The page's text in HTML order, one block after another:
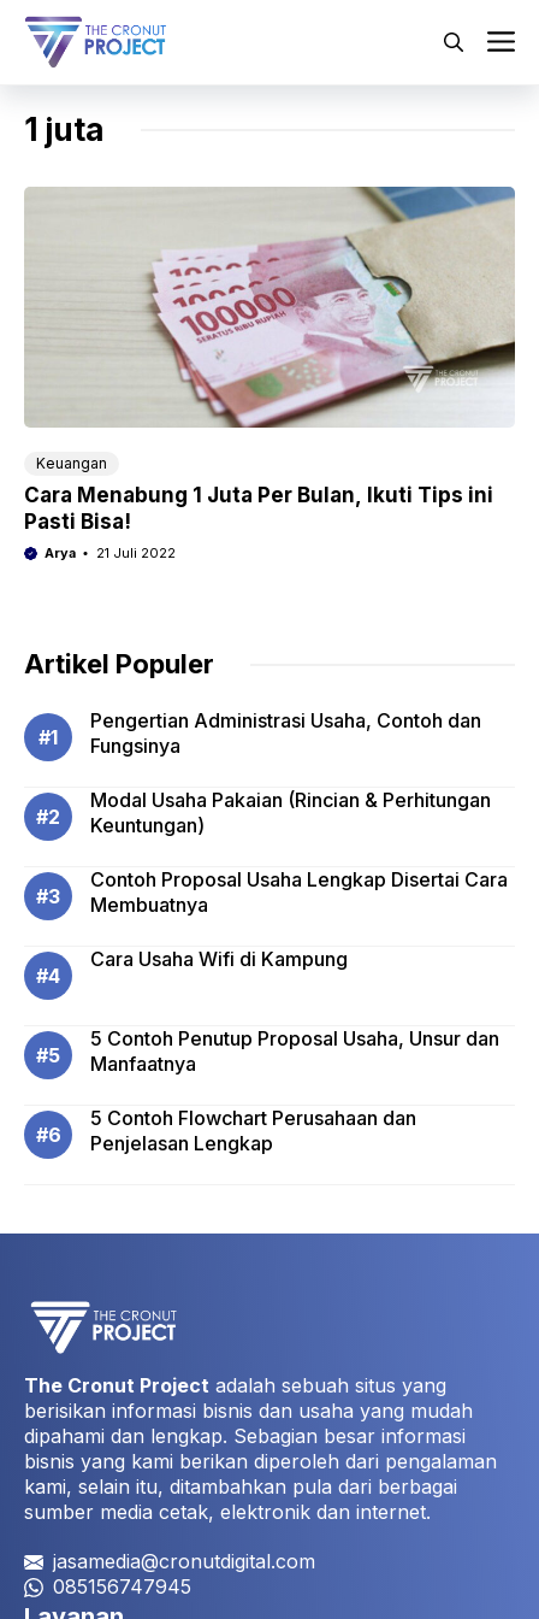
Langsung
1 juta
Keuangan
Cara Menabung 1 Juta Per Bulan, Ikuti Tips ini
Pasti Bisa!
Arya 21 Juli 2022
Artikel Populer
Pengertian Administrasi Usaha, Contoh dan
Fungsinya
Modal Usaha Pakaian (Rincian & Perhitungan
Keuntungan)
Contoh Proposal Usaha Lengkap Disertai Cara
Membuatnya
Cara Usaha Wifi di Kampung
5 Contoh Penutup Proposal Usaha, Unsur dan
Manfaatnya
5 Contoh Flowchart Perusahaan dan
Penjelasan Lengkap
The Cronut Project adalah sebuah situs yang
berisikan informasi bisnis dan usaha yang mudah
dipahami dan lengkap. Sebagian besar informasi
bisnis yang kami berikan diperoleh dari pengalaman
kami, selain itu, ditambahkan pula dari berbagai
sumber media cetak, elektronik dan internet.
jasamedia@cronutdigital.com
085156747945